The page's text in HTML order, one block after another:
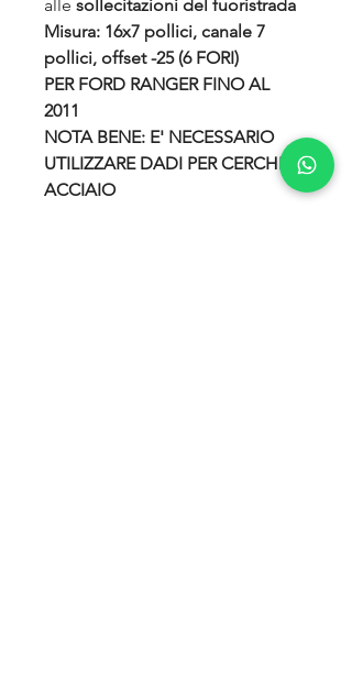
alle sollecitazioni del fuoristrada
Misura: 16x7 pollici, canale 7
pollici, offset -25 (6 FORI)
PER FORD RANGER FINO AL
2011
NOTA BENE: E' NECESSARIO
UTILIZZARE DADI PER CERCHI IN
ACCIAIO